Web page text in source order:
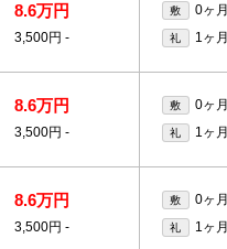
8.6万円
3,500円 -
敷 0ヶ月
礼 1ヶ月
8.6万円
3,500円 -
敷 0ヶ月
礼 1ヶ月
8.6万円
3,500円 -
敷 0ヶ月
礼 1ヶ月